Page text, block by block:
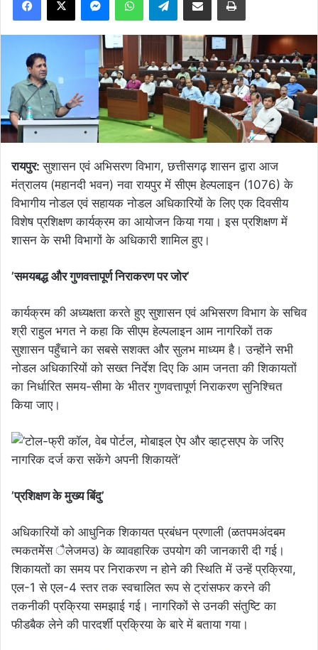
रायपुर:सुशासन एवं अभिसरण विभाग, छत्तीसगढ़ शासन द्वारा आज
मंत्रालय (महानदी भवन) नवा रायपुर में सीएम हेल्पलाइन (1076) के
विभागीय नोडल एवं सहायक नोडल अधिकारियों के लिए एक दिवसीय
विशेष प्रशिक्षण कार्यक्रम का आयोजन किया गया। इस प्रशिक्षण में
शासन के सभी विभागों के अधिकारी शामिल हुए।
’समयबद्ध और गुणवत्तापूर्ण निराकरण पर जोर’
कार्यक्रम की अध्यक्षता करते हुए सुशासन एवं अभिसरण विभाग के सचिव
श्री राहुल भगत ने कहा कि सीएम हेल्पलाइन आम नागरिकों तक
सुशासन पहुँचाने का सबसे सशक्त और सुलभ माध्यम है। उन्होंने सभी
नोडल अधिकारियों को सख्त निर्देश दिए कि आम जनता की शिकायतों
का निर्धारित समय-सीमा के भीतर गुणवत्तापूर्ण निराकरण सुनिश्चित
किया जाए।
’प्रशिक्षण के मुख्य बिंदु’
अधिकारियों को आधुनिक शिकायत प्रबंधन प्रणाली (ळतपमअंदबम
त्मकतमेेंस ैलेजमउ) के व्यावहारिक उपयोग की जानकारी दी गई।
शिकायतों का समय पर निराकरण न होने की स्थिति में उन्हें प्रक्रिया,
एल-1 से एल-4 स्तर तक स्वचालित रूप से ट्रांसफर करने की
तकनीकी प्रक्रिया समझाई गई। नागरिकों से उनकी संतुष्टि का
फीडबैक लेने की पारदर्शी प्रक्रिया के बारे में बताया गया।